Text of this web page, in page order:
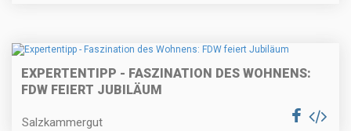
EXPERTENTIPP - FASZINATION DES WOHNENS:
FDW FEIERT JUBILÄUM
Salzkammergut